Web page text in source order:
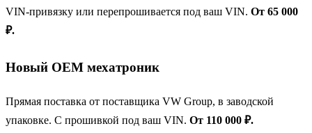
VIN-привязку или перепрошивается под ваш VIN. От 65 000
₽.
Новый OEM мехатроник
Прямая поставка от поставщика VW Group, в заводской
упаковке. С прошивкой под ваш VIN. От 110 000 ₽.